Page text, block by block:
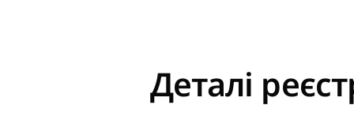
Деталі